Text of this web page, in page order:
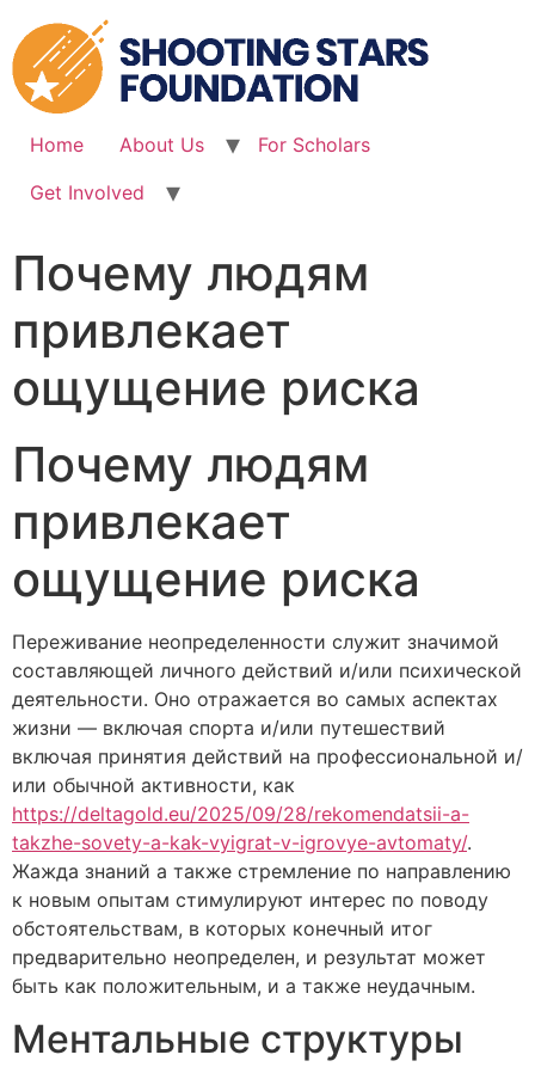
to
content
Home About Us
For Scholars
Get Involved
Почему людям
привлекает
ощущение риска
Почему людям
привлекает
ощущение риска
Переживание неопределенности служит значимой
составляющей личного действий и/или психической
деятельности. Оно отражается во самых аспектах
жизни — включая спорта и/или путешествий
включая принятия действий на профессиональной и/
или обычной активности, как
https://deltagold.eu/2025/09/28/rekomendatsii-a-
takzhe-sovety-a-kak-vyigrat-v-igrovye-avtomaty/.
Жажда знаний а также стремление по направлению
к новым опытам стимулируют интерес по поводу
обстоятельствам, в которых конечный итог
предварительно неопределен, и результат может
быть как положительным, и а также неудачным.
Ментальные структуры